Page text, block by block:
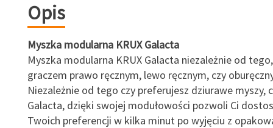
Opis
Myszka modularna KRUX Galacta
Myszka modularna KRUX Galacta niezależnie od
graczem prawo ręcznym, lewo ręcznym, czy
Niezależnie od tego czy preferujesz dziurawe myszy,
Galacta, dzięki swojej modułowości pozwoli Ci
Twoich preferencji w kilka minut po wyjęciu z